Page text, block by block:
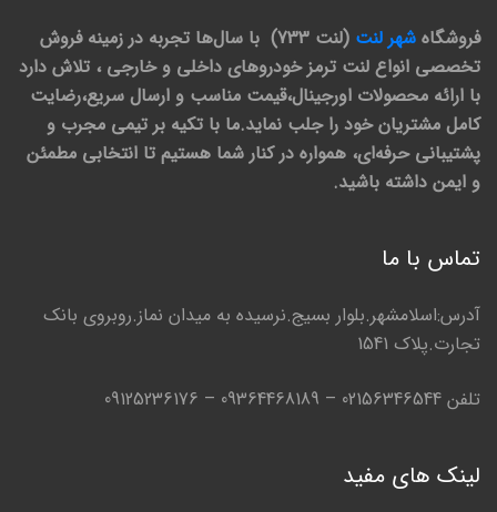
فروشگاه شهر لنت
(لنت 733) با سال‌ها تجربه در زمینه فروش
تخصصی انواع لنت ترمز خودروهای داخلی و خارجی ، تلاش دارد
با ارائه محصولات اورجینال،قیمت مناسب و ارسال سریع،رضایت
کامل مشتریان خود را جلب نماید.ما با تکیه بر تیمی مجرب و
پشتیبانی حرفه‌ای، همواره در کنار شما هستیم تا انتخابی مطمئن
و ایمن داشته باشید.
تماس با ما
آدرس:اسلامشهر.بلوار بسیج.نرسیده به میدان نماز.روبروی بانک
تجارت.پلاک 1541
تلفن 02156346544 – 09364468189 – 09125236176
لینک های مفید